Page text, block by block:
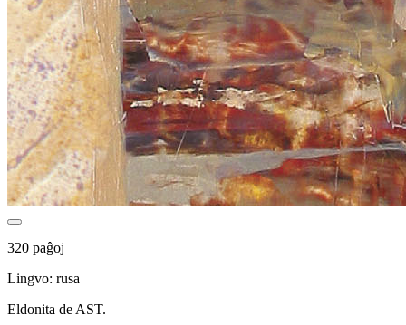
320 paĝoj
Lingvo: rusa
Eldonita de AST.